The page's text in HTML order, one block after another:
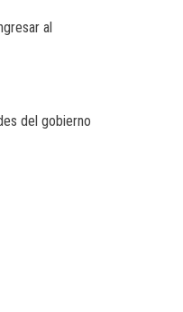
al
del gobierno